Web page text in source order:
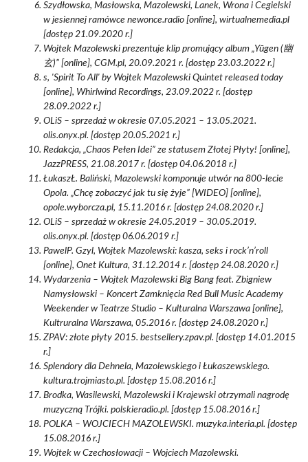
Szydłowska, Masłowska, Mazolewski, Lanek, Wrona i Cegielski
w jesiennej ramówce newonce.radio [online], wirtualnemedia.pl
[dostęp 21.09.2020 r.]
Wojtek Mazolewski prezentuje klip promujący album „Yūgen (幽
玄)” [online], CGM.pl, 20.09.2021 r. [dostęp 23.03.2022 r.]
s, 'Spirit To All' by Wojtek Mazolewski Quintet released today
[online], Whirlwind Recordings, 23.09.2022 r. [dostęp
28.09.2022 r.]
OLiS – sprzedaż w okresie 07.05.2021 – 13.05.2021.
olis.onyx.pl. [dostęp 20.05.2021 r.]
Redakcja, „Chaos Pełen Idei” ze statusem Złotej Płyty! [online],
JazzPRESS, 21.08.2017 r. [dostęp 04.06.2018 r.]
ŁukaszŁ. Baliński, Mazolewski komponuje utwór na 800-lecie
Opola. „Chcę zobaczyć jak tu się żyje” [WIDEO] [online],
opole.wyborcza.pl, 15.11.2016 r. [dostęp 24.08.2020 r.]
OLiS – sprzedaż w okresie 24.05.2019 – 30.05.2019.
olis.onyx.pl. [dostęp 06.06.2019 r.]
PawelP. Gzyl, Wojtek Mazolewski: kasza, seks i rock’n’roll
[online], Onet Kultura, 31.12.2014 r. [dostęp 24.08.2020 r.]
Wydarzenia – Wojtek Mazolewski Big Bang feat. Zbigniew
Namysłowski – Koncert Zamknięcia Red Bull Music Academy
Weekender w Teatrze Studio – Kulturalna Warszawa [online],
Kultruralna Warszawa, 05.2016 r. [dostęp 24.08.2020 r.]
ZPAV: złote płyty 2015. bestsellery.zpav.pl. [dostęp 14.01.2015
r.]
Splendory dla Dehnela, Mazolewskiego i Łukaszewskiego.
kultura.trojmiasto.pl. [dostęp 15.08.2016 r.]
Brodka, Wasilewski, Mazolewski i Krajewski otrzymali nagrodę
muzyczną Trójki. polskieradio.pl. [dostęp 15.08.2016 r.]
POLKA – WOJCIECH MAZOLEWSKI. muzyka.interia.pl. [dostęp
15.08.2016 r.]
Wojtek w Czechosłowacji – Wojciech Mazolewski.